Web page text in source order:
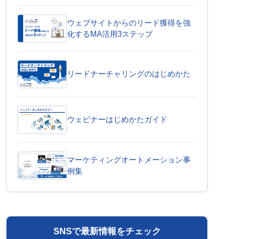
ウェブサイトからのリード獲得を強
化するMA活用3ステップ
リードナーチャリングのはじめかた
ウェビナーはじめかたガイド
マーケティングオートメーション事
例集
SNSで最新情報をチェック